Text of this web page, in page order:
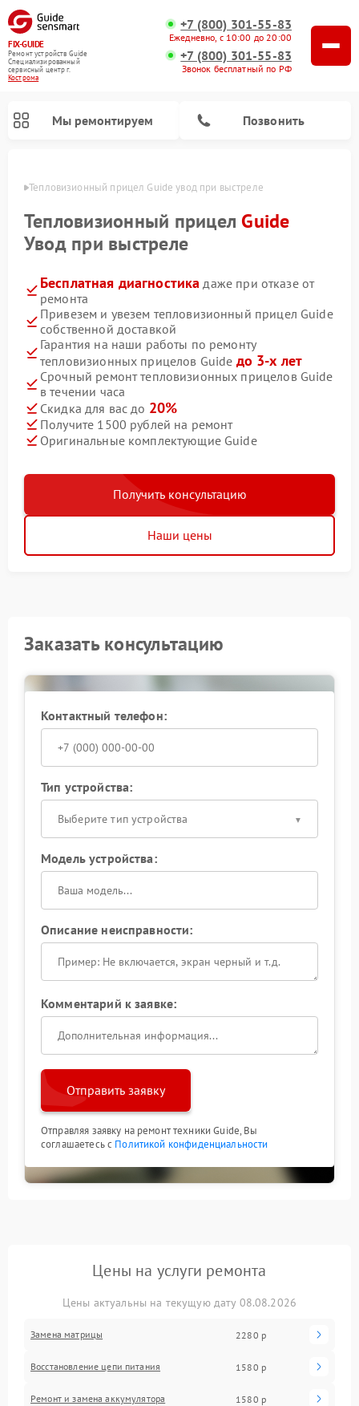
FIX-GUIDE
Ремонт устройств Guide
Специализированный
cервисный центр г.
Кострома
+7 (800) 301-55-83
Ежедневно, с 10:00 до 20:00
+7 (800) 301-55-83
Звонок бесплатный по РФ
Мы ремонтируем Позвонить
Тепловизионный прицел Guide увод при выстреле
Тепловизионный прицел Guide
Увод при выстреле
Бесплатная диагностика даже при отказе от
ремонта
Привезем и увезем тепловизионный прицел Guide
собственной доставкой
Гарантия на наши работы по ремонту
тепловизионных прицелов Guide до 3-х лет
Срочный ремонт тепловизионных прицелов Guide
в течении часа
Скидка для вас до 20%
Получите 1500 рублей на ремонт
Оригинальные комплектующие Guide
Получить консультацию
Наши цены
Заказать консультацию
Контактный телефон:
Тип устройства:
Выберите тип устройства
Модель устройства:
Описание неисправности:
Комментарий к заявке:
Отправить заявку
Отправляя заявку на ремонт техники Guide, Вы
соглашаетесь с Политикой конфиденциальности
Цены на услуги ремонта
Цены актуальны на текущую дату 08.08.2026
Замена матрицы 2280 р
Восстановление цепи питания 1580 р
Ремонт и замена аккумулятора 1580 р